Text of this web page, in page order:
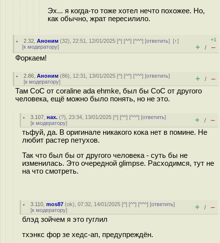
Эх... я когда-то тоже хотел нечто похожее. Но,
как обычно, жрат пересилило.
2.32 ,Аноним (32), 22:51, 12/01/2025 [^] [^^] [^^^] [ответить][↑]
[к модератору]
+1
+ / –
Форкаем!
2.86 ,Аноним (86), 12:31, 13/01/2025 [^] [^^] [^^^] [ответить]
[к модератору] + / –
Там CoC от coraline ada ehmke, был бы CoC от другого
человека, ещё можно было понять, но не это.
3.107 ,нах. (?), 23:34, 13/01/2025 [^] [^^] [^^^] [ответить]
[к модератору] + / –
тьфуй, да. В оригинале никакого кока нет в помине. Не
любит растер петухов.
Так что был бы от другого человека - суть бы не
изменилась. Это очередной glimpse. Расходимся, тут не
на что смотреть.
3.110 ,mos87 (ok), 07:32, 14/01/2025 [^] [^^] [^^^] [ответить]
[к модератору] + / –
блэд зойчем я это гуглил
тхэнкс фор зе хедс-ап, предупреждён.